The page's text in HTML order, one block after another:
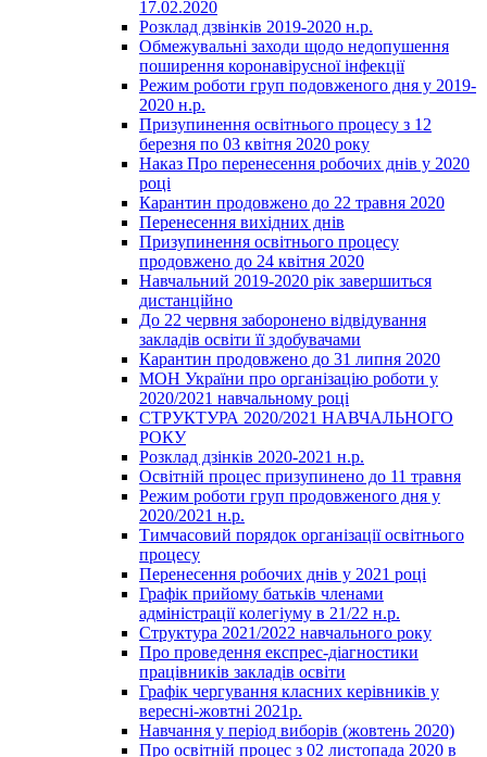
17.02.2020
Розклад дзвінків 2019-2020 н.р.
Обмежувальні заходи щодо недопушення
поширення коронавірусної інфекції
Режим роботи груп подовженого дня у 2019-
2020 н.р.
Призупинення освітнього процесу з 12
березня по 03 квітня 2020 року
Наказ Про перенесення робочих днів у 2020
році
Карантин продовжено до 22 травня 2020
Перенесення вихідних днів
Призупинення освітнього процесу
продовжено до 24 квітня 2020
Навчальний 2019-2020 рік завершиться
дистанційно
До 22 червня заборонено відвідування
закладів освіти її здобувачами
Карантин продовжено до 31 липня 2020
МОН України про організацію роботи у
2020/2021 навчальному році
СТРУКТУРА 2020/2021 НАВЧАЛЬНОГО
РОКУ
Розклад дзінків 2020-2021 н.р.
Освітній процес призупинено до 11 травня
Режим роботи груп продовженого дня у
2020/2021 н.р.
Тимчасовий порядок організації освітнього
процесу
Перенесення робочих днів у 2021 році
Графік прийому батьків членами
адміністрації колегіуму в 21/22 н.р.
Структура 2021/2022 навчального року
Про проведення експрес-діагностики
працівників закладів освіти
Графік чергування класних керівників у
вересні-жовтні 2021р.
Навчання у період виборів (жовтень 2020)
Про освітній процес з 02 листопада 2020 в